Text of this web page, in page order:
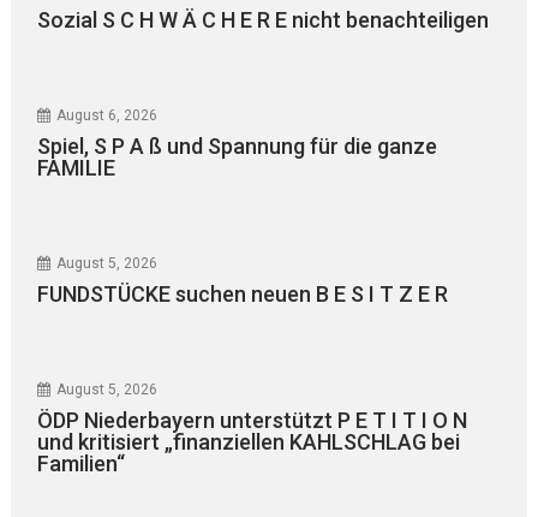
Sozial S C H W Ä C H E R E nicht benachteiligen
August 6, 2026
Spiel, S P A ß und Spannung für die ganze
FAMILIE
August 5, 2026
FUNDSTÜCKE suchen neuen B E S I T Z E R
August 5, 2026
ÖDP Niederbayern unterstützt P E T I T I O N
und kritisiert „finanziellen KAHLSCHLAG bei
Familien“